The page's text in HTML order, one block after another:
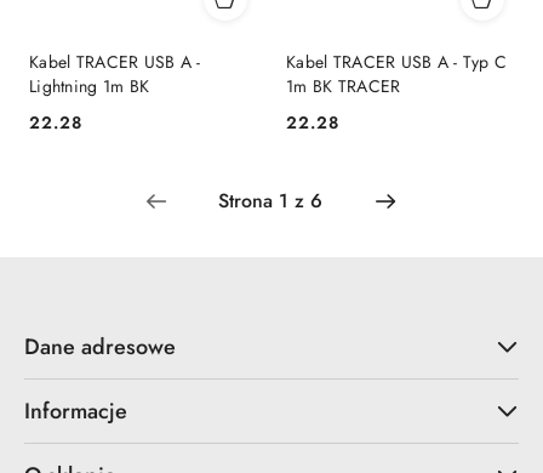
Kabel TRACER USB A -
Lightning 1m BK
Cena:
22.28
Kabel TRACER USB A - Typ C
1m BK TRACER
Cena:
22.28
Dane adresowe
Informacje